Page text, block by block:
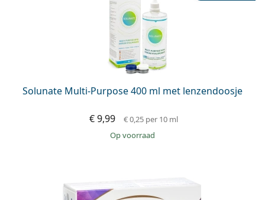
Solunate Multi-Purpose 400 ml met lenzendoosje
€ 9,99 € 0,25 per 10 ml
op voorraad